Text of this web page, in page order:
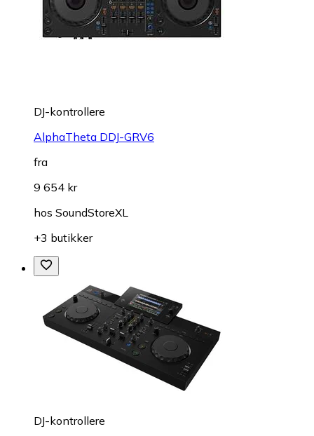
DJ-kontrollere
AlphaTheta DDJ-GRV6
fra
9 654 kr
hos SoundStoreXL
+3 butikker
DJ-kontrollere